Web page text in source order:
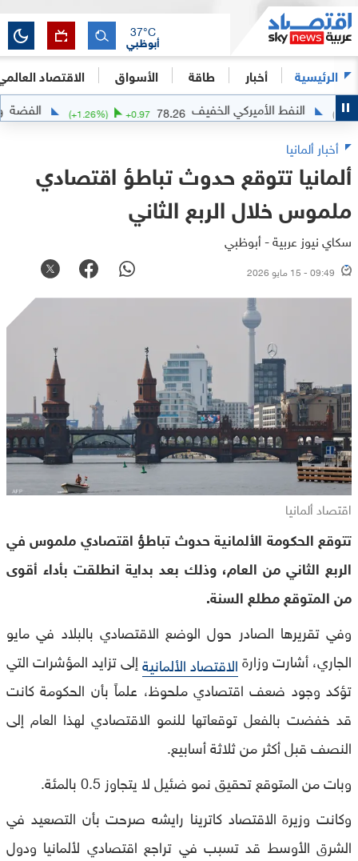
الرئيسية أخبار طاقة الأسواق الاقتصاد
أبوظبي
37°C
النفط الأميركي الخفيف 78.26
+0.97
(+1.26%) الفضة
أخبار ألمانيا
ألمانيا تتوقع حدوث تباطؤ اقتصادي
ملموس خلال الربع الثاني
سكاي نيوز عربية - أبوظبي
09:49 - 15 مايو 2026
اقتصاد ألمانيا
تتوقع الحكومة الألمانية حدوث تباطؤ اقتصادي ملموس في
الربع الثاني من العام، وذلك بعد بداية انطلقت بأداء أقوى
من المتوقع مطلع السنة.
وفي تقريرها الصادر حول الوضع الاقتصادي بالبلاد في مايو
الجاري، أشارت وزارةالاقتصاد الألمانيةإلى تزايد المؤشرات التي
تؤكد وجود ضعف اقتصادي ملحوظ، علماً بأن الحكومة كانت
قد خفضت بالفعل توقعاتها للنمو الاقتصادي لهذا العام إلى
النصف قبل أكثر من ثلاثة أسابيع.
وبات من المتوقع تحقيق نمو ضئيل لا يتجاوز 0.5 بالمئة.
وكانت وزيرة الاقتصاد كاترينا رايشه صرحت بأن التصعيد في
الشرق الأوسط قد تسبب في تراجع اقتصادي لألمانيا ودول